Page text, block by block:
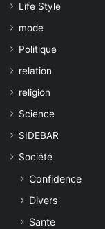
Life Style
mode
Politique
relation
religion
Science
SIDEBAR
Société
Confidence
Divers
Sante